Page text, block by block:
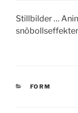
Stillbilder …
KATEGORIER
FORM